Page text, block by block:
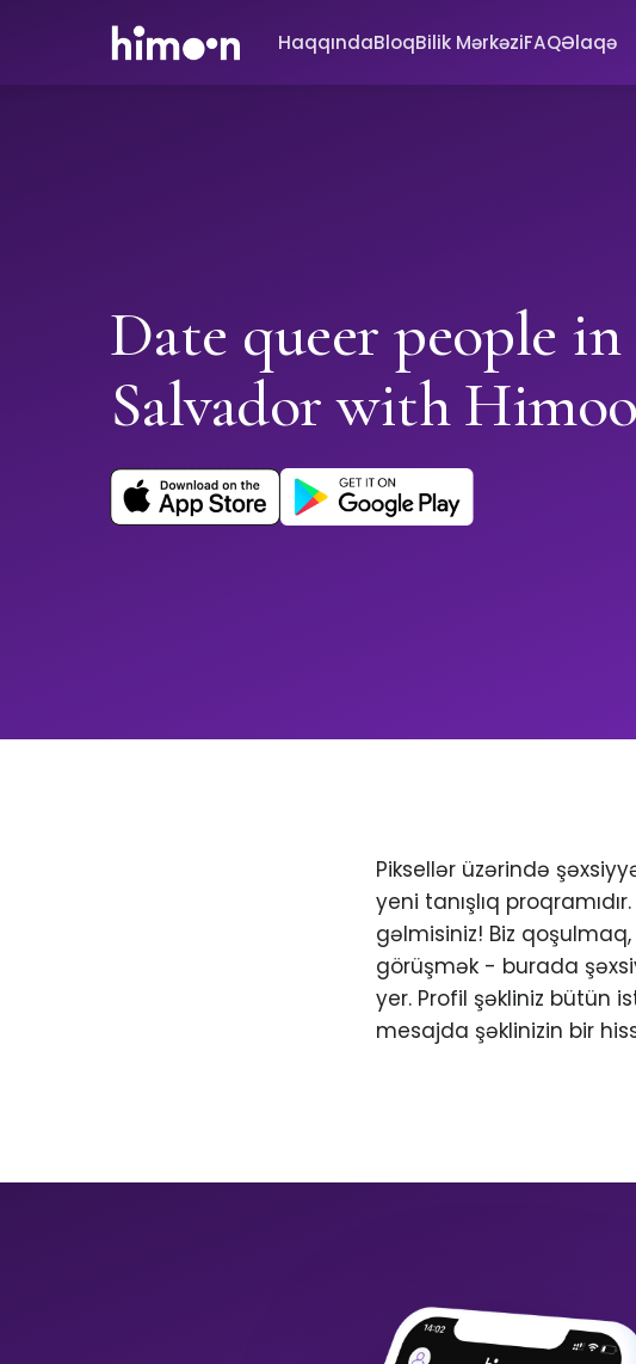
HaqqındaBloqBilik MərkəziFAQƏlaqə
Date queer people in
Salvador with
Piksellər üzərində
yeni tanışlıq
gəlmisiniz! Biz
görüşmək - burada
yer. Profil şəkliniz bütün
mesajda şəklinizin bir